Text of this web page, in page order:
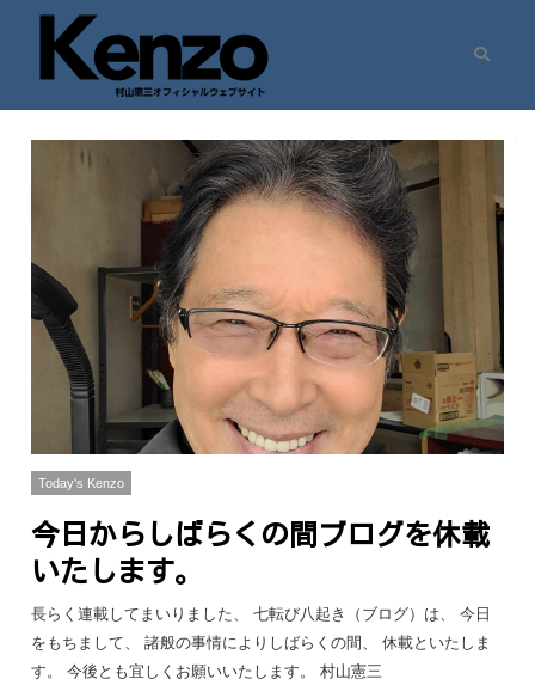
七転八起 – 村山憲三 Official Site
村山憲三ウェブサイト
Today's Kenzo
今日からしばらくの間ブログを休載
いたします。
長らく連載してまいりました、 七転び八起き（ブログ）は、 今日
をもちまして、 諸般の事情によりしばらくの間、 休載といたしま
す。 今後とも宜しくお願いいたします。 村山憲三